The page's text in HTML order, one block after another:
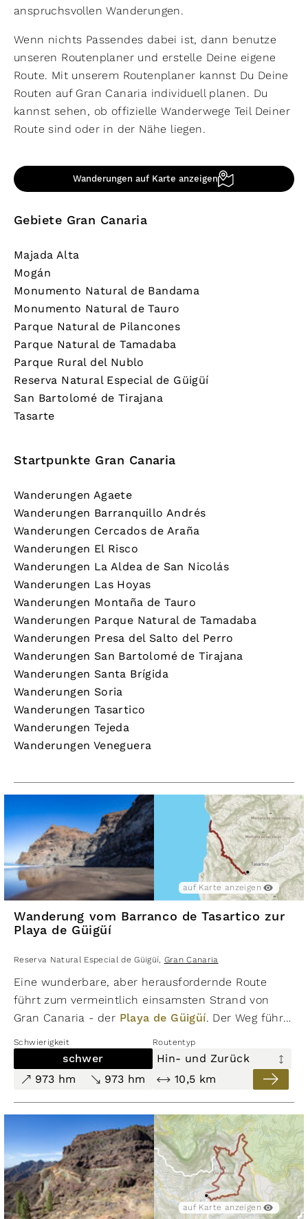
anspruchsvollen Wanderungen.
Wenn nichts Passendes dabei ist, dann benutze
unseren Routenplaner und erstelle Deine eigene
Route. Mit unserem Routenplaner kannst Du Deine
Routen auf Gran Canaria individuell planen. Du
kannst sehen, ob offizielle Wanderwege Teil Deiner
Route sind oder in der Nähe liegen.
Wanderungen auf Karte anzeigen
Gebiete Gran Canaria
Majada Alta
Mogán
Monumento Natural de Bandama
Monumento Natural de Tauro
Parque Natural de Pilancones
Parque Natural de Tamadaba
Parque Rural del Nublo
Reserva Natural Especial de Güigüí
San Bartolomé de Tirajana
Tasarte
Startpunkte Gran Canaria
Wanderungen Agaete
Wanderungen Barranquillo Andrés
Wanderungen Cercados de Araña
Wanderungen El Risco
Wanderungen La Aldea de San Nicolás
Wanderungen Las Hoyas
Wanderungen Montaña de Tauro
Wanderungen Parque Natural de Tamadaba
Wanderungen Presa del Salto del Perro
Wanderungen San Bartolomé de Tirajana
Wanderungen Santa Brígida
Wanderungen Soria
Wanderungen Tasartico
Wanderungen Tejeda
Wanderungen Veneguera
auf Karte anzeigen
Wanderung vom Barranco de Tasartico zur
Playa de Güigüí
Reserva Natural Especial de Güigüí Gran Canaria
Eine wunderbare, aber herausfordernde Route
führt zum vermeintlich einsamsten Strand von
Gran Canaria - der Playa de Güigüí. Der Weg führt
und bergab. Robustes Schuhwerk ist unerlässlich
und möglicherweise eine Kopfbedeckung, da es auf
dem Weg nur wenige schattige Rastplätze gibt. Nur
der Schatten der Berge kann je nach Sonnenstand
Schatten spenden. Es ist unbedingt ratsam,
ausreichend Wasser und Proviant mitzunehmen.
Die Landschaft belohnt jedoch jeden Wanderer mit
atemberaubenden Ausblicken. Bei dieser Exkursion
geht es um eine Rundwanderung, die durch eine
Schlucht führt und zum Strand von Güigüí führt.
Schwierigkeit Routentyp
schwer
Hin- und Zurück
973 hm
973 hm 10,5 km
auf Karte anzeigen